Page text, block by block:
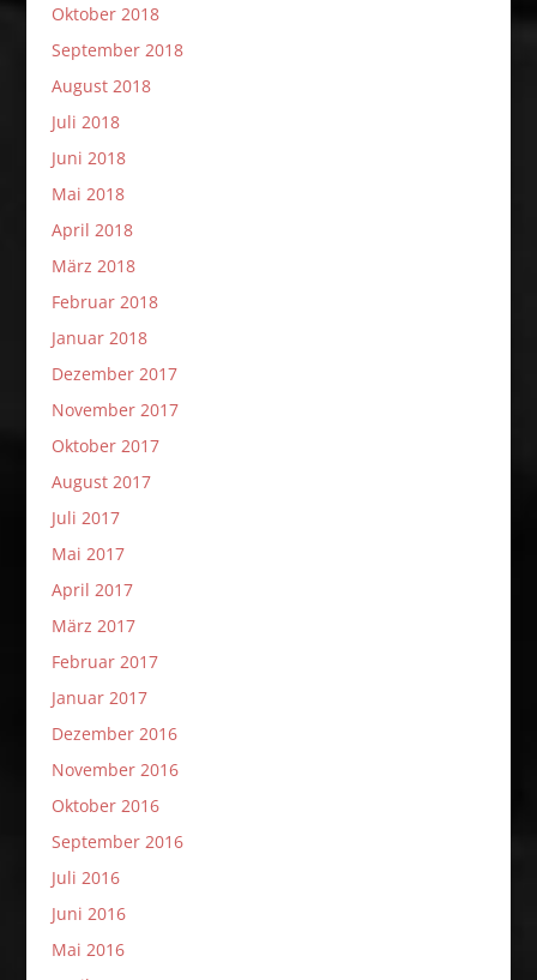
Oktober 2018
September 2018
August 2018
Juli 2018
Juni 2018
Mai 2018
April 2018
März 2018
Februar 2018
Januar 2018
Dezember 2017
November 2017
Oktober 2017
August 2017
Juli 2017
Mai 2017
April 2017
März 2017
Februar 2017
Januar 2017
Dezember 2016
November 2016
Oktober 2016
September 2016
Juli 2016
Juni 2016
Mai 2016